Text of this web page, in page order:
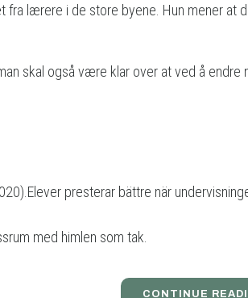
fra lærere i de store byene. Hun mener at
skal også være klar over at ved å endre
Elever presterar bättre när
med himlen som tak.
CONTINUE